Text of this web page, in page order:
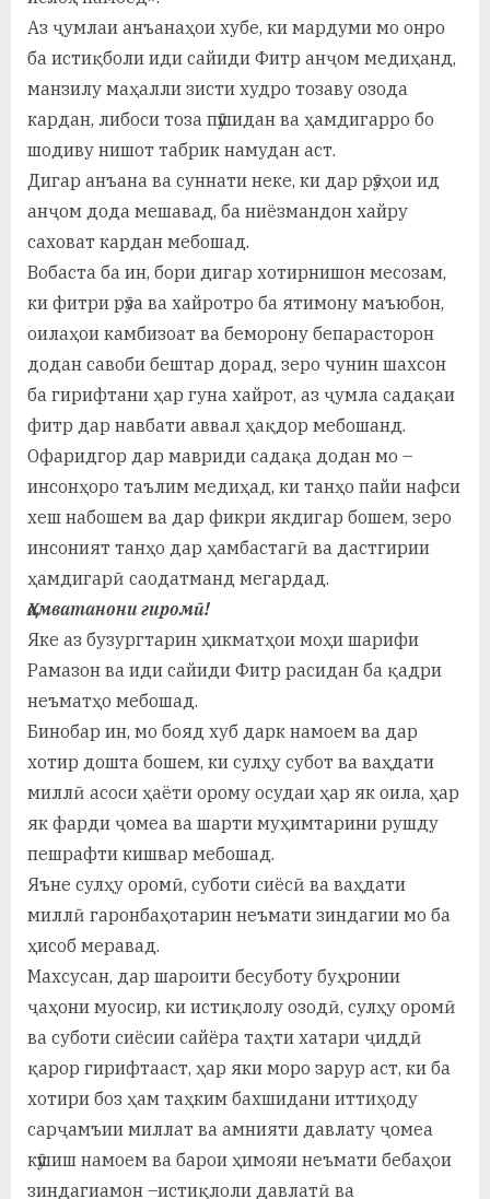
Аз ҷумлаи анъанаҳои хубе, ки мардуми мо онро
ба истиқболи иди сайиди Фитр анҷом медиҳанд,
манзилу маҳалли зисти худро тозаву озода
кардан, либоси тоза пӯшидан ва ҳамдигарро бо
шодиву нишот табрик намудан аст.
Дигар анъана ва суннати неке, ки дар рӯзҳои ид
анҷом дода мешавад, ба ниёзмандон хайру
саховат кардан мебошад.
Вобаста ба ин, бори дигар хотирнишон месозам,
ки фитри рӯза ва хайротро ба ятимону маъюбон,
оилаҳои камбизоат ва беморону бепарасторон
додан савоби бештар дорад, зеро чунин шахсон
ба гирифтани ҳар гуна хайрот, аз ҷумла садақаи
фитр дар навбати аввал ҳақдор мебошанд.
Офаридгор дар мавриди садақа додан мо –
инсонҳоро таълим медиҳад, ки танҳо пайи нафси
хеш набошем ва дар фикри якдигар бошем, зеро
инсоният танҳо дар ҳамбастагӣ ва дастгирии
ҳамдигарӣ саодатманд мегардад.
Ҳамватанони гиромӣ!
Яке аз бузургтарин ҳикматҳои моҳи шарифи
Рамазон ва иди сайиди Фитр расидан ба қадри
неъматҳо мебошад.
Бинобар ин, мо бояд хуб дарк намоем ва дар
хотир дошта бошем, ки сулҳу субот ва ваҳдати
миллӣ асоси ҳаёти орому осудаи ҳар як оила, ҳар
як фарди ҷомеа ва шарти муҳимтарини рушду
пешрафти кишвар мебошад.
Яъне сулҳу оромӣ, суботи сиёсӣ ва ваҳдати
миллӣ гаронбаҳотарин неъмати зиндагии мо ба
ҳисоб меравад.
Махсусан, дар шароити бесуботу буҳронии
ҷаҳони муосир, ки истиқлолу озодӣ, сулҳу оромӣ
ва суботи сиёсии сайёра таҳти хатари ҷиддӣ
қарор гирифтааст, ҳар яки моро зарур аст, ки ба
хотири боз ҳам таҳким бахшидани иттиҳоду
сарҷамъии миллат ва амнияти давлату ҷомеа
кӯшиш намоем ва барои ҳимояи неъмати бебаҳои
зиндагиамон –истиқлоли давлатӣ ва